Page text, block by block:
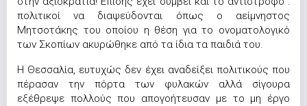
πολιτικοί να διαψεύδονται όπως ο αείμνηστος
Μητσοτάκης του οποίου η θέση για το ονοματολογικό
των Σκοπίων ακυρώθηκε από τα ίδια τα παιδιά του.
Η Θεσσαλία, ευτυχώς δεν έχει αναδείξει πολιτικούς που
πέρασαν την πόρτα των φυλακών αλλά σίγουρα
εξέθρεψε πολλούς που απογοήτευσαν με το μη έργο